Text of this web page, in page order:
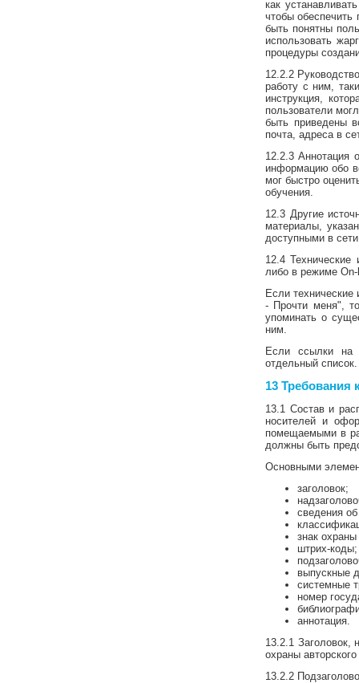
как
чтобы обеспечить
быть понятны
использовать
процедуры
12.2.2
работу с ним,
инструкция,
пользователи
быть приведены
почта, адреса в
12.2.3 Аннотация
информацию обо
мог быстро
обучения.
12.3 Другие
материалы,
доступными в
12.4
либо в режиме
Если
- Прочти меня",
упоминать о
ним.
Если ссылки на
отдельный
13
13.1 Состав и
носителей и
помещаемыми в
должны быть
Основными
заголовок;
сведения
знак охраны
штрих-коды;
выпускные
системные
номер
аннотация.
13.2.1 Заголовок,
охраны
13.2.2